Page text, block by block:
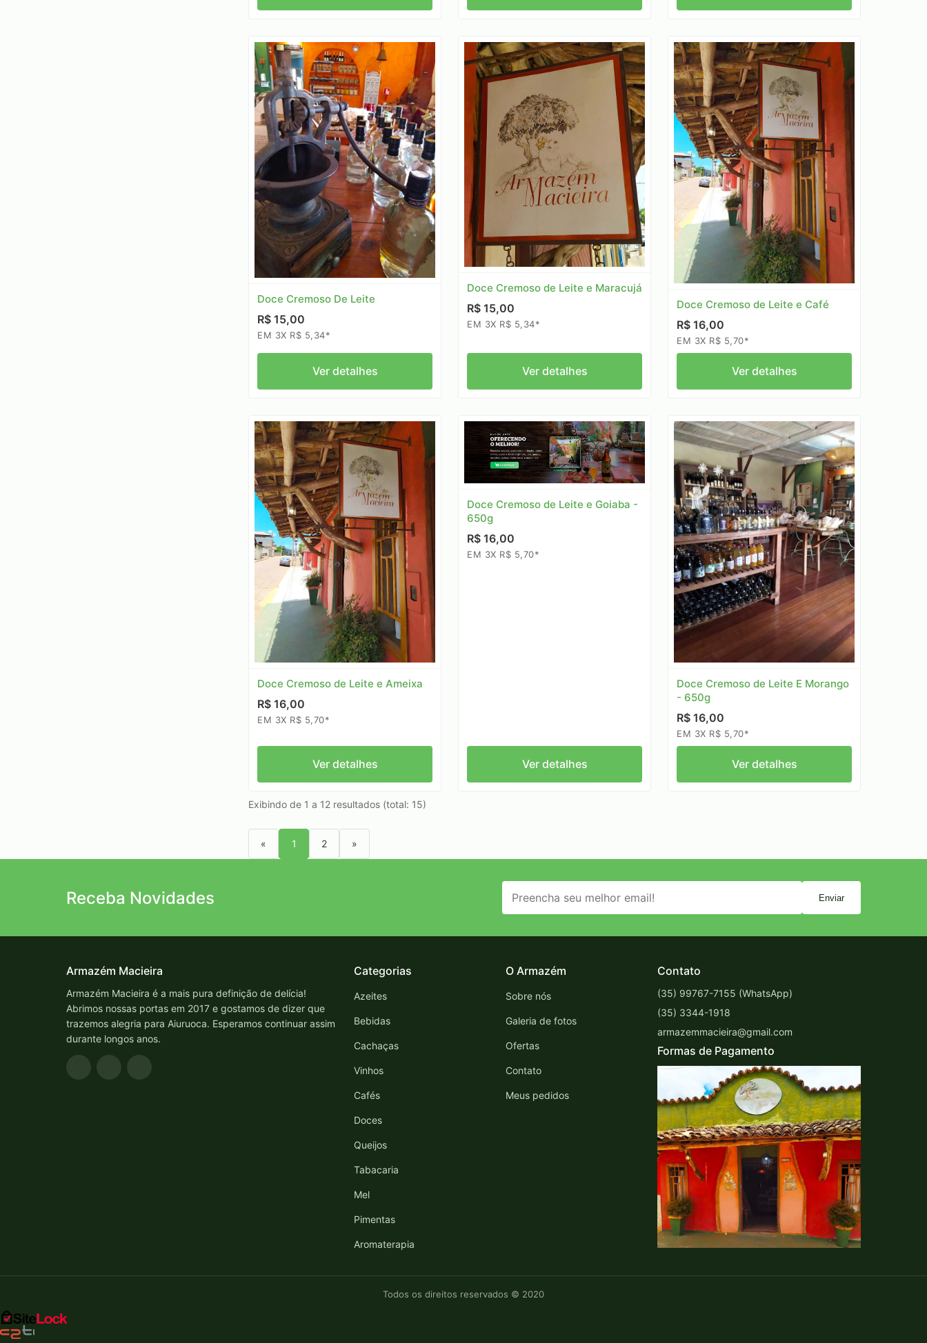
Doce Cremoso De Leite
R$ 15,00
EM 3X R$ 5,34*
Ver detalhes
Doce Cremoso de Leite e Maracujá
R$ 15,00
EM 3X R$ 5,34*
Ver detalhes
Doce Cremoso de Leite e Café
R$ 16,00
EM 3X R$ 5,70*
Ver detalhes
Doce Cremoso de Leite e Ameixa
R$ 16,00
EM 3X R$ 5,70*
Ver detalhes
Doce Cremoso de Leite e Goiaba -
650g
R$ 16,00
EM 3X R$ 5,70*
Ver detalhes
Doce Cremoso de Leite E Morango
- 650g
R$ 16,00
EM 3X R$ 5,70*
Ver detalhes
Exibindo de 1 a 12 resultados (total: 15)
« 1 2 »
Receba Novidades Enviar
Armazém Macieira
Armazém Macieira é a mais pura definição de delícia!
Abrimos nossas portas em 2017 e gostamos de dizer que
trazemos alegria para Aiuruoca. Esperamos continuar assim
durante longos anos.
Categorias
Azeites
Bebidas
Cachaças
Vinhos
Cafés
Doces
Queijos
Tabacaria
Mel
Pimentas
Aromaterapia
O Armazém
Sobre nós
Galeria de fotos
Ofertas
Contato
Meus pedidos
Contato
(35) 99767-7155 (WhatsApp)
(35) 3344-1918
armazemmacieira@gmail.com
Formas de Pagamento
Todos os direitos reservados © 2020